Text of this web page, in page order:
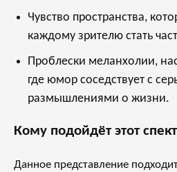
Чувство пространства,
каждому зрителю стать
Проблески меланхолии,
где юмор соседствует с
размышлениями о жизни.
Кому подойдёт этот
Данное представление